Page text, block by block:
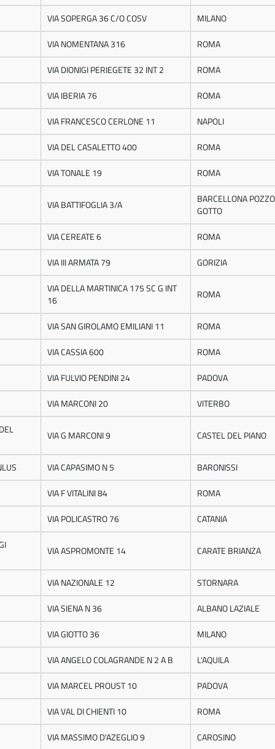
VIA SOPERGA 36 C/O COSV
MILANO
VIA NOMENTANA 316
ROMA
VIA DIONIGI PERIEGETE 32 INT 2
ROMA
VIA IBERIA 76
ROMA
VIA FRANCESCO CERLONE 11
NAPOLI
VIA DEL CASALETTO 400
ROMA
VIA TONALE 19
ROMA
VIA BATTIFOGLIA 3/A
BARCELLONA
GOTTO
VIA CEREATE 6
ROMA
VIA III ARMATA 79
GORIZIA
VIA DELLA MARTINICA 175 SC G INT
16
ROMA
VIA SAN GIROLAMO EMILIANI 11
ROMA
VIA CASSIA 600
ROMA
VIA FULVIO PENDINI 24
PADOVA
VIA MARCONI 20
VITERBO
VIA G MARCONI 9 CASTEL DEL PIANO
VIA CAPASIMO N 5
BARONISSI
VIA F VITALINI 84
ROMA
VIA POLICASTRO 76
CATANIA
VIA ASPROMONTE 14 CARATE BRIANZA
VIA NAZIONALE 12
STORNARA
VIA SIENA N 36
ALBANO LAZIALE
VIA GIOTTO 36
MILANO
VIA ANGELO COLAGRANDE N 2 A B
L'AQUILA
VIA MARCEL PROUST 10
PADOVA
VIA VAL DI CHIENTI 10
ROMA
VIA MASSIMO D'AZEGLIO 9
CAROSINO